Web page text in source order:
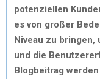
potenziellen
es von großer
Niveau zu bringen,
und die
Blogbeitrag